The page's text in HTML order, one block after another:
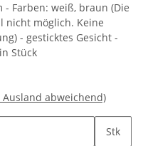
- Farben: weiß, braun (Die
nicht möglich. Keine
- gesticktes Gesicht -
Stück
Ausland abweichend)
Stk